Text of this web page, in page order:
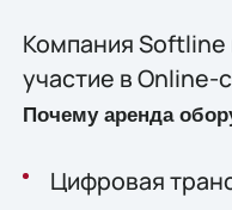
Компания Softline
участие в Online-
Почему аренда
Цифровая